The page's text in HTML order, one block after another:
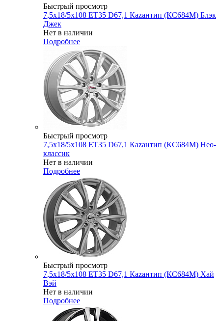
Быстрый просмотр
7,5x18/5x108 ET35 D67,1 Каzантип (КС684М) Блэк
Джек
Нет в наличии
Подробнее
Быстрый просмотр
7,5x18/5x108 ET35 D67,1 Каzантип (КС684М) Нео-
классик
Нет в наличии
Подробнее
Быстрый просмотр
7,5x18/5x108 ET35 D67,1 Каzантип (КС684М) Хай
Вэй
Нет в наличии
Подробнее